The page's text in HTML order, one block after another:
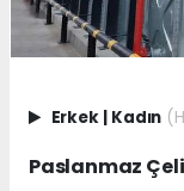
Erkek | Kadın
Paslanmaz